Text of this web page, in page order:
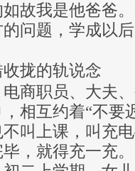
故我是他爸爸
问题，学成以
拢的轨说念
商职员、大夫
相互约着“不要
不叫上课，叫充
，就得充一充。